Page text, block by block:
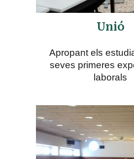
Unió
Apropant els
seves primeres
laborals